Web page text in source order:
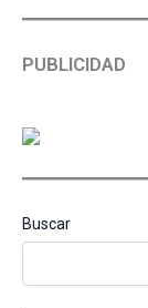
PUBLICIDAD
Buscar